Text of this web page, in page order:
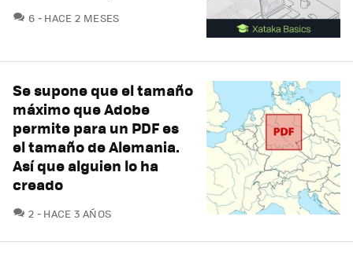
6 COMENTARIOS
HACE 2 MESES
Se supone que el tamaño
máximo que Adobe
permite para un PDF es
el tamaño de Alemania.
Así que alguien lo ha
creado
2 COMENTARIOS
HACE 3 AÑOS